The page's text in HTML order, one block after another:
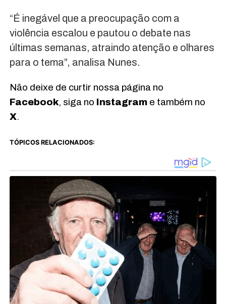
“É inegável que a preocupação com a
violência escalou e pautou o debate nas
últimas semanas, atraindo atenção e olhares
para o tema”, analisa Nunes.
Não deixe de curtir nossa página no
Facebook, siga no Instagrame também no
X.
TÓPICOS RELACIONADOS: